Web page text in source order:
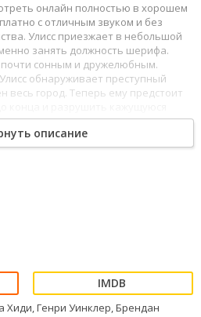
онлайн полностью в хорошем
с отличным звуком и без
Улисс приезжает в небольшой
занять должность шерифа.
сонным и дружелюбным.
обнаруживает преступный
весь город. Теперь ему предстоит
описание
Хиди, Генри Уинклер, Брендан